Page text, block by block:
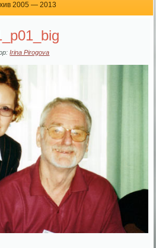
2005 — 2013
Irina Pirogova